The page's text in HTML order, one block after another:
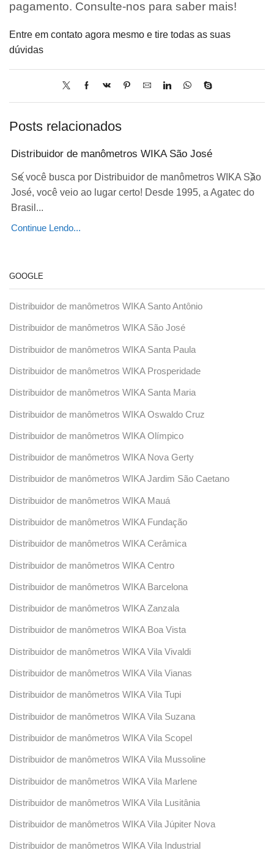
pagamento. Consulte-nos para saber mais!
Entre em contato agora mesmo e tire todas as suas
dúvidas
Posts relacionados
Distribuidor de manômetros WIKA São José
Se você busca por Distribuidor de manômetros WIKA São
José, você veio ao lugar certo! Desde 1995, a Agatec do
Brasil...
Continue Lendo...
GOOGLE
Distribuidor de manômetros WIKA Santo Antônio
Distribuidor de manômetros WIKA São José
Distribuidor de manômetros WIKA Santa Paula
Distribuidor de manômetros WIKA Prosperidade
Distribuidor de manômetros WIKA Santa Maria
Distribuidor de manômetros WIKA Oswaldo Cruz
Distribuidor de manômetros WIKA Olímpico
Distribuidor de manômetros WIKA Nova Gerty
Distribuidor de manômetros WIKA Jardim São Caetano
Distribuidor de manômetros WIKA Mauá
Distribuidor de manômetros WIKA Fundação
Distribuidor de manômetros WIKA Cerâmica
Distribuidor de manômetros WIKA Centro
Distribuidor de manômetros WIKA Barcelona
Distribuidor de manômetros WIKA Zanzala
Distribuidor de manômetros WIKA Boa Vista
Distribuidor de manômetros WIKA Vila Vivaldi
Distribuidor de manômetros WIKA Vila Vianas
Distribuidor de manômetros WIKA Vila Tupi
Distribuidor de manômetros WIKA Vila Suzana
Distribuidor de manômetros WIKA Vila Scopel
Distribuidor de manômetros WIKA Vila Mussoline
Distribuidor de manômetros WIKA Vila Marlene
Distribuidor de manômetros WIKA Vila Lusitânia
Distribuidor de manômetros WIKA Vila Júpiter Nova
Distribuidor de manômetros WIKA Vila Industrial